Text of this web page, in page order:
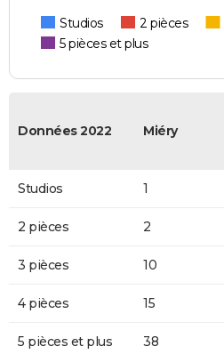
Studios 2 pièces
5 pièces et plus
Données 2022 Miéry
Studios 1
2 pièces 2
3 pièces 10
4 pièces 15
5 pièces et plus 38